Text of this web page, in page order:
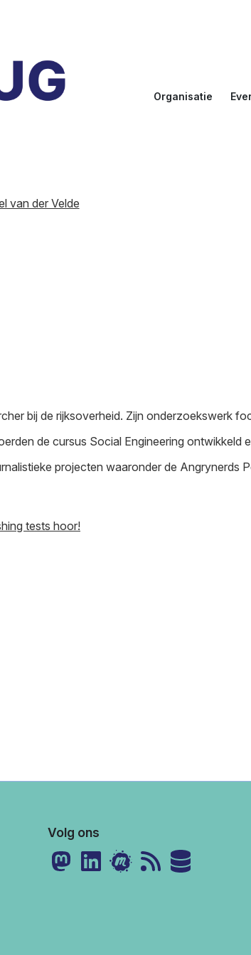
Organisatie
van der Velde
bij de rijksoverheid. Zijn onderzoekswerk
de cursus Social Engineering ontwikkeld
projecten waaronder de Angrynerds
tests hoor!
Volg ons